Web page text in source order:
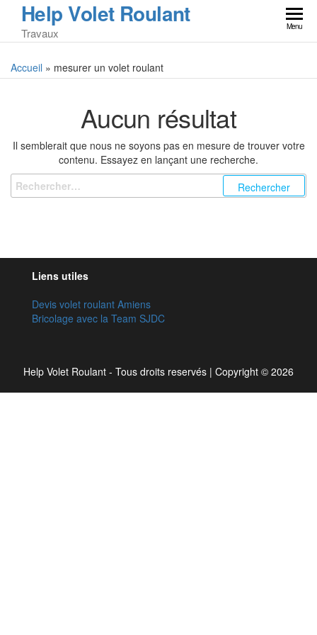
Help Volet Roulant
Travaux Menu
Accueil » mesurer un volet roulant
Aucun résultat
Il semblerait que nous ne soyons pas en mesure de trouver votre
contenu. Essayez en lançant une recherche.
Liens utiles
Devis volet roulant Amiens
Bricolage avec la Team SJDC
Help Volet Roulant - Tous droits reservés | Copyright © 2026